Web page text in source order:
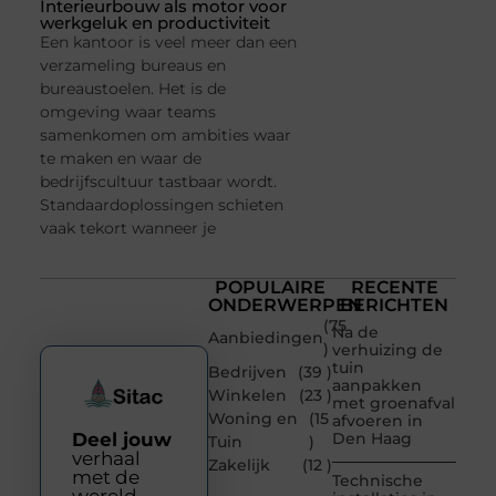
Interieurbouw als motor voor
werkgeluk en productiviteit
Een kantoor is veel meer dan een
verzameling bureaus en
bureaustoelen. Het is de
omgeving waar teams
samenkomen om ambities waar
te maken en waar de
bedrijfscultuur tastbaar wordt.
Standaardoplossingen schieten
vaak tekort wanneer je
POPULAIRE
ONDERWERPEN
Aanbiedingen
(75
)
Bedrijven
(39 )
Winkelen
(23 )
Woning en
Tuin
(15
)
Zakelijk
(12 )
RECENTE
BERICHTEN
Na de
verhuizing de
tuin
aanpakken
met groenafval
afvoeren in
Den Haag
Technische
Deel jouw
verhaal
met de